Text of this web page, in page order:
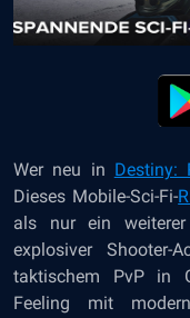
Wer neu in Destiny:
Dieses Mobile-Sci-Fi-
als nur ein
explosiver Shooter-
taktischem PvP in
Feeling mit